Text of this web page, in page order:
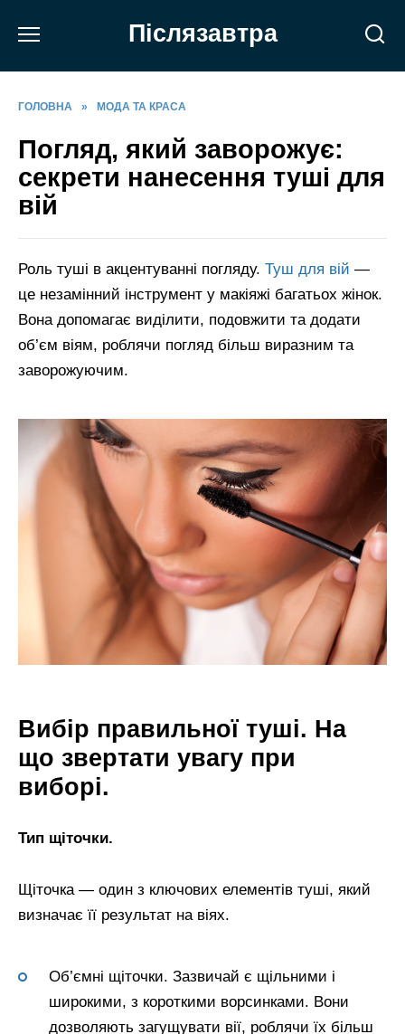
Післязавтра
ГОЛОВНА » МОДА ТА КРАСА
Погляд, який заворожує:
секрети нанесення туші для
вій
Роль туші в акцентуванні погляду. Туш для вій —
це незамінний інструмент у макіяжі багатьох жінок.
Вона допомагає виділити, подовжити та додати
об’єм віям, роблячи погляд більш виразним та
заворожуючим.
Вибір правильної туші. На
що звертати увагу при
виборі.
Тип щіточки.
Щіточка — один з ключових елементів туші, який
визначає її результат на віях.
Об’ємні щіточки. Зазвичай є щільними і
широкими, з короткими ворсинками. Вони
дозволяють загущувати вії, роблячи їх більш